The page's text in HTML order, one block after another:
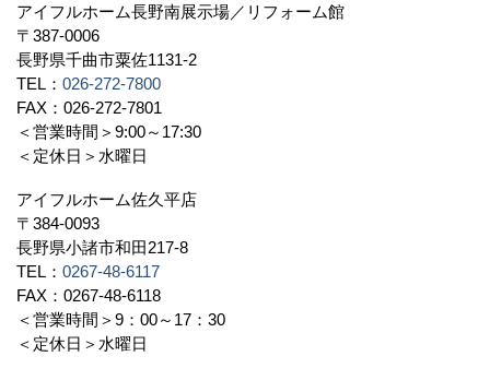
アイフルホーム長野南展示場／リフォーム館
〒387-0006
長野県千曲市粟佐1131-2
TEL： 026-272-7800
FAX：026-272-7801
＜営業時間＞9:00～17:30
＜定休日＞水曜日
アイフルホーム佐久平店
〒384-0093
長野県小諸市和田217-8
TEL： 0267-48-6117
FAX：0267-48-6118
＜営業時間＞9：00～17：30
＜定休日＞水曜日